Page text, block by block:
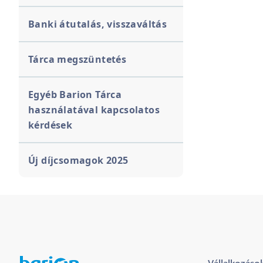
Banki átutalás, visszaváltás
Tárca megszüntetés
Egyéb Barion Tárca
használatával kapcsolatos
kérdések
Új díjcsomagok 2025